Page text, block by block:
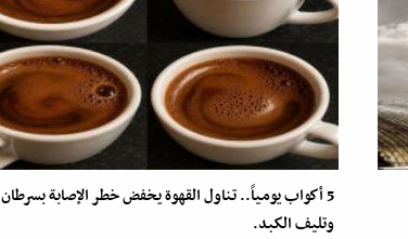
5 أكواب يومياً.. تناول القهوة يخفض خطر الإصابة بسرطان
وتليف الكبد.